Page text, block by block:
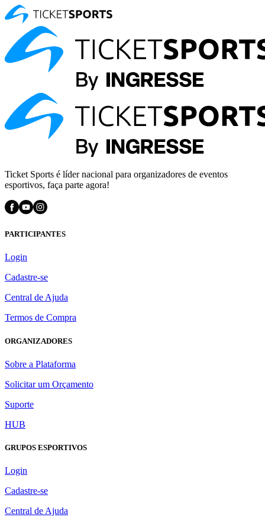
Ticket Sports é líder nacional para organizadores de eventos
esportivos, faça parte agora!
PARTICIPANTES
Login
Cadastre-se
Central de Ajuda
Termos de Compra
ORGANIZADORES
Sobre a Plataforma
Solicitar um Orçamento
Suporte
HUB
GRUPOS ESPORTIVOS
Login
Cadastre-se
Central de Ajuda